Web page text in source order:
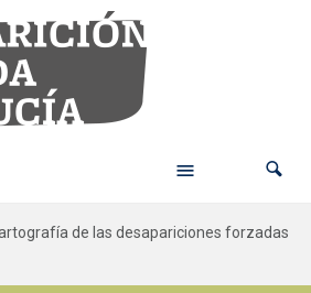
de las desapariciones forzadas